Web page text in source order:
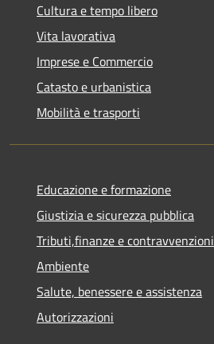
Cultura e tempo libero
Vita lavorativa
Imprese e Commercio
Catasto e urbanistica
Mobilità e trasporti
Educazione e formazione
Giustizia e sicurezza pubblica
Tributi,finanze e contravvenzioni
Ambiente
Salute, benessere e assistenza
Autorizzazioni